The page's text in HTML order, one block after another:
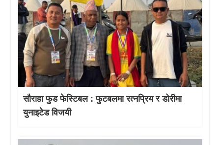
सौराहा फुड फेस्टिबल : फुटबलमा रत्नप्रिय र डोरीमा
युनाइटेड विजयी